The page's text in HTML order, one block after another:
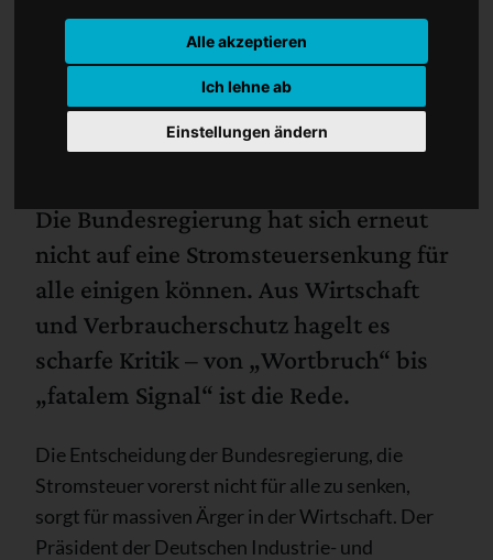
Alle akzeptieren
Ich lehne ab
Einstellungen ändern
Die Bundesregierung hat sich erneut
nicht auf eine Stromsteuersenkung für
alle einigen können. Aus Wirtschaft
und Verbraucherschutz hagelt es
scharfe Kritik – von „Wortbruch“ bis
„fatalem Signal“ ist die Rede.
Die Entscheidung der Bundesregierung, die
Stromsteuer vorerst nicht für alle zu senken,
sorgt für massiven Ärger in der Wirtschaft. Der
Präsident der Deutschen Industrie- und